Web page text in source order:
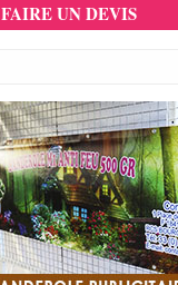
FAIRE UN DEVIS